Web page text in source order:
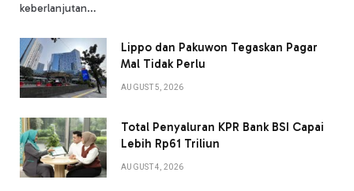
keberlanjutan…
Lippo dan Pakuwon Tegaskan Pagar
Mal Tidak Perlu
AUGUST 5, 2026
Total Penyaluran KPR Bank BSI Capai
Lebih Rp61 Triliun
AUGUST 4, 2026